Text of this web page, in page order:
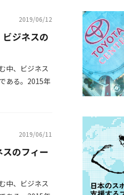
2019/06/12
ビジネスの
中、ビジネス
ある。2015年
2019/06/11
のフィー
中、ビジネス